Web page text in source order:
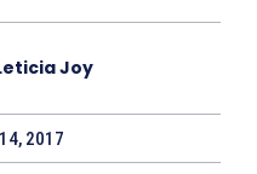
Joy
2017